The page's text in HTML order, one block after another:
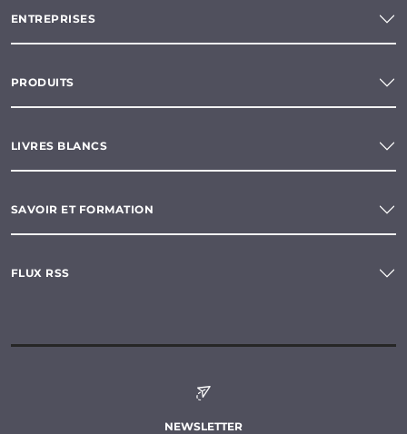
ENTREPRISES
PRODUITS
LIVRES BLANCS
SAVOIR ET FORMATION
FLUX RSS
NEWSLETTER